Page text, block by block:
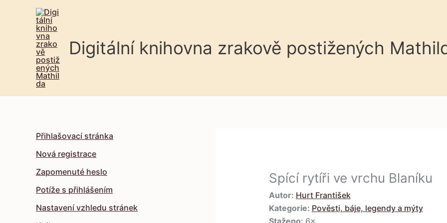
Digitální knihovna zrakově postižených
Přihlašovací stránka
Nová registrace
Zapomenuté heslo
Potíže s přihlášením
Nastavení vzhledu stránek
Spící rytíři ve vrchu Blaníku
Autor: Hurt František
Kategorie: Pověsti, báje, legendy a mýty
Staženo: 6×